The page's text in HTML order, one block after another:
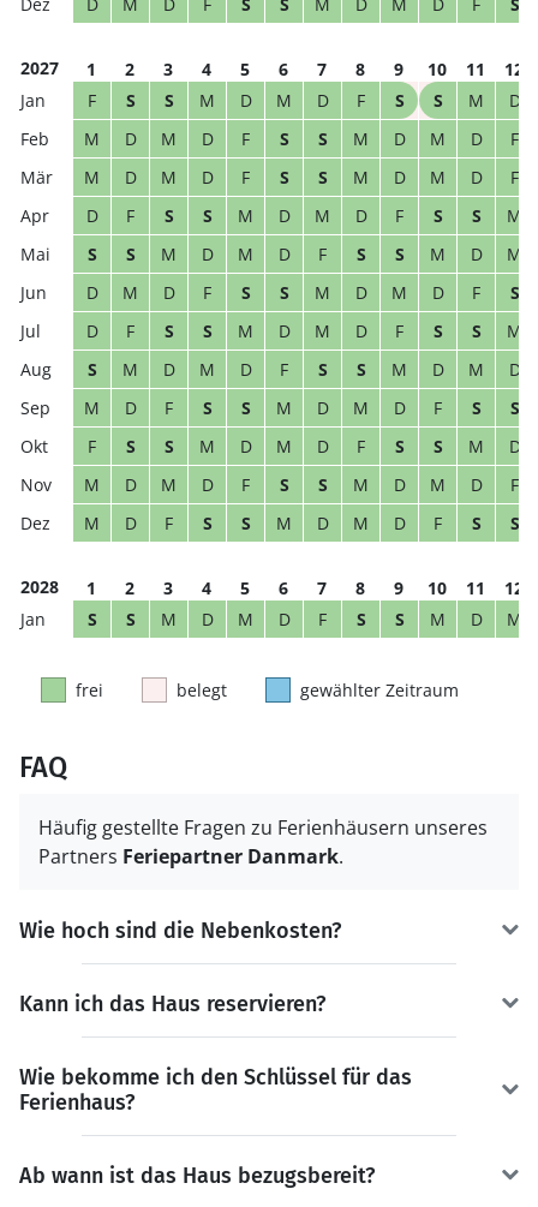
2027 1 2 3 4 5 6 7 8 9 10 11
12
F
S S M D M D F S S M
D
M
D M D F S S M D M D
F
M
D M D F S S M D M D
F
D
F S S M D M D F S S
M
S
S M D M D F S S M D
M
D
M D F S S M D M D F
S
D
F S S M D M D F S S
M
S
M D M D F S S M D M
D
M
D F S S M D M D F S
S
F
S S M D M D F S S M
D
M
D M D F S S M D M D
F
M
D F S S M D M D F S S
2028 1 2 3 4 5 6 7 8 9 10 11
12
S
S M D M D F S S M D M
frei belegt gewählter Zeitraum
FAQ
Häufig gestellte Fragen zu Ferienhäusern unseres
Partners Feriepartner Danmark.
Wie hoch sind die Nebenkosten?
Kann ich das Haus reservieren?
Wie bekomme ich den Schlüssel für das
Ferienhaus?
Ab wann ist das Haus bezugsbereit?